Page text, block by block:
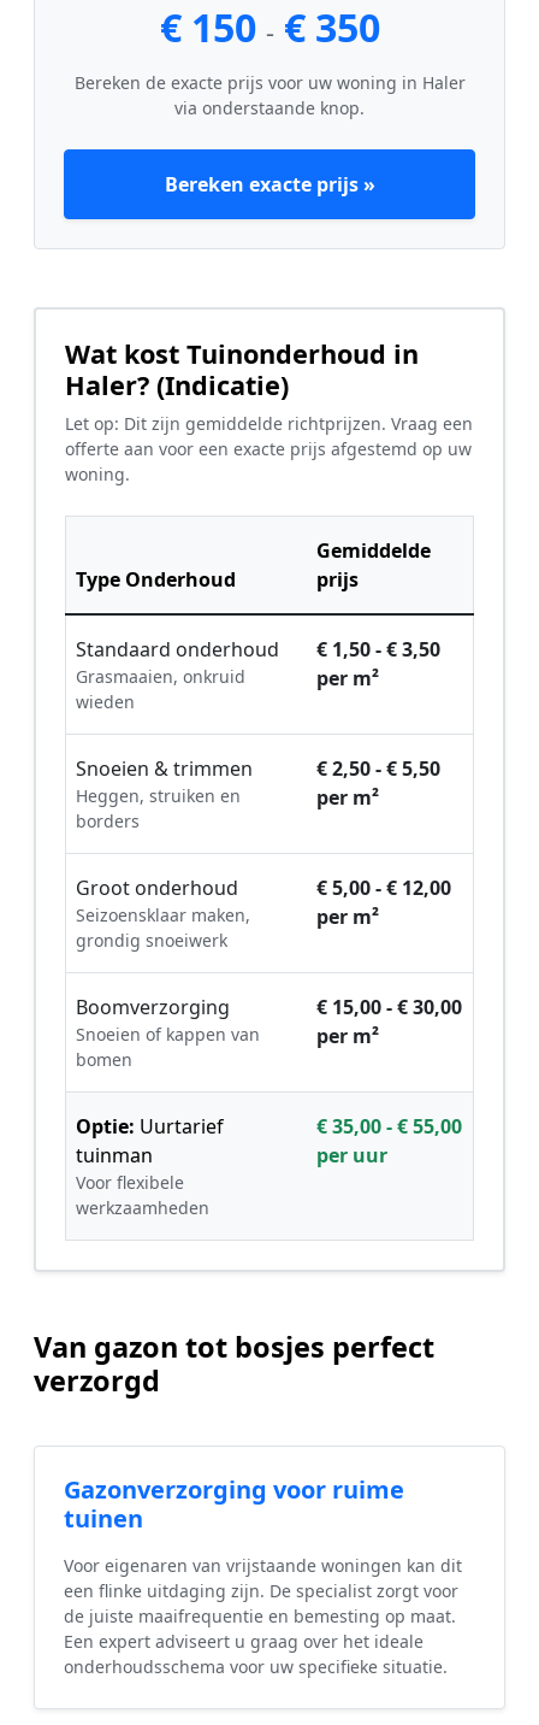
€ 150 - € 350
Bereken de exacte prijs voor uw woning in Haler
via onderstaande knop.
Bereken exacte prijs »
Wat kost Tuinonderhoud in
Haler? (Indicatie)
Let op: Dit zijn gemiddelde richtprijzen. Vraag een
offerte aan voor een exacte prijs afgestemd op uw
woning.
Type Onderhoud
Gemiddelde
prijs
Standaard onderhoud
Grasmaaien, onkruid
wieden
€ 1,50 - € 3,50
per m²
Snoeien & trimmen
Heggen, struiken en
borders
€ 2,50 - € 5,50
per m²
Groot onderhoud
Seizoensklaar maken,
grondig snoeiwerk
€ 5,00 - € 12,00
per m²
Boomverzorging
Snoeien of kappen van
bomen
€ 15,00 - € 30,00
per m²
Optie: Uurtarief
tuinman
Voor flexibele
werkzaamheden
€ 35,00 - € 55,00
per uur
Van gazon tot bosjes perfect
verzorgd
Gazonverzorging voor ruime
tuinen
Voor eigenaren van vrijstaande woningen kan dit
een flinke uitdaging zijn. De specialist zorgt voor
de juiste maaifrequentie en bemesting op maat.
Een expert adviseert u graag over het ideale
onderhoudsschema voor uw specifieke situatie.